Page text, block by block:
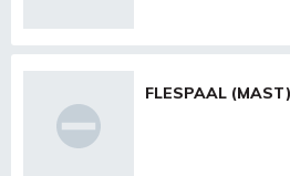
FLESPAAL (MAST)